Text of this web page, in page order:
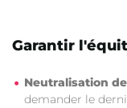
Garantir
Neutralisation
demander le